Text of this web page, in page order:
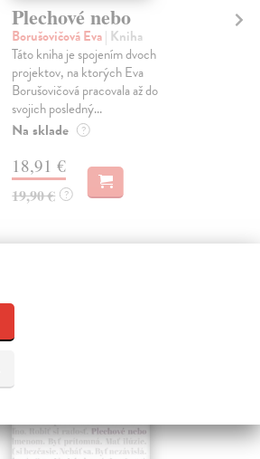
Plechové nebo
Borušovičová Eva| Kniha
Táto kniha je spojením dvoch
projektov, na ktorých Eva
Borušovičová pracovala až do
svojich posledný...
Na sklade ?
18,91 €
19,90 € ?